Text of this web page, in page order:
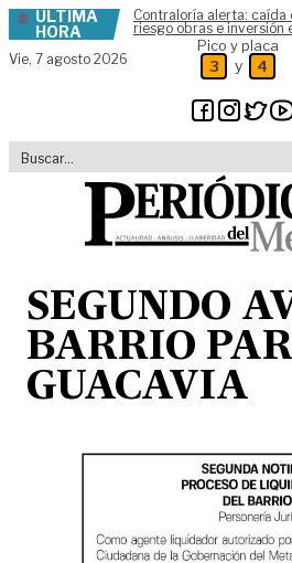
Skip to content
ÚLTIMA
HORA
Contraloría alerta: caída
riesgo obras e inversión
Vie, 7 agosto 2026
Pico y placa
3 y 4
SEGUNDO
BARRIO
GUACAVIA